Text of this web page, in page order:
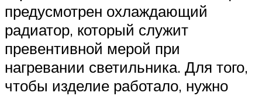
предусмотрен охлаждающий
радиатор, который служит
превентивной мерой при
нагревании светильника. Для того,
чтобы изделие работало, нужно